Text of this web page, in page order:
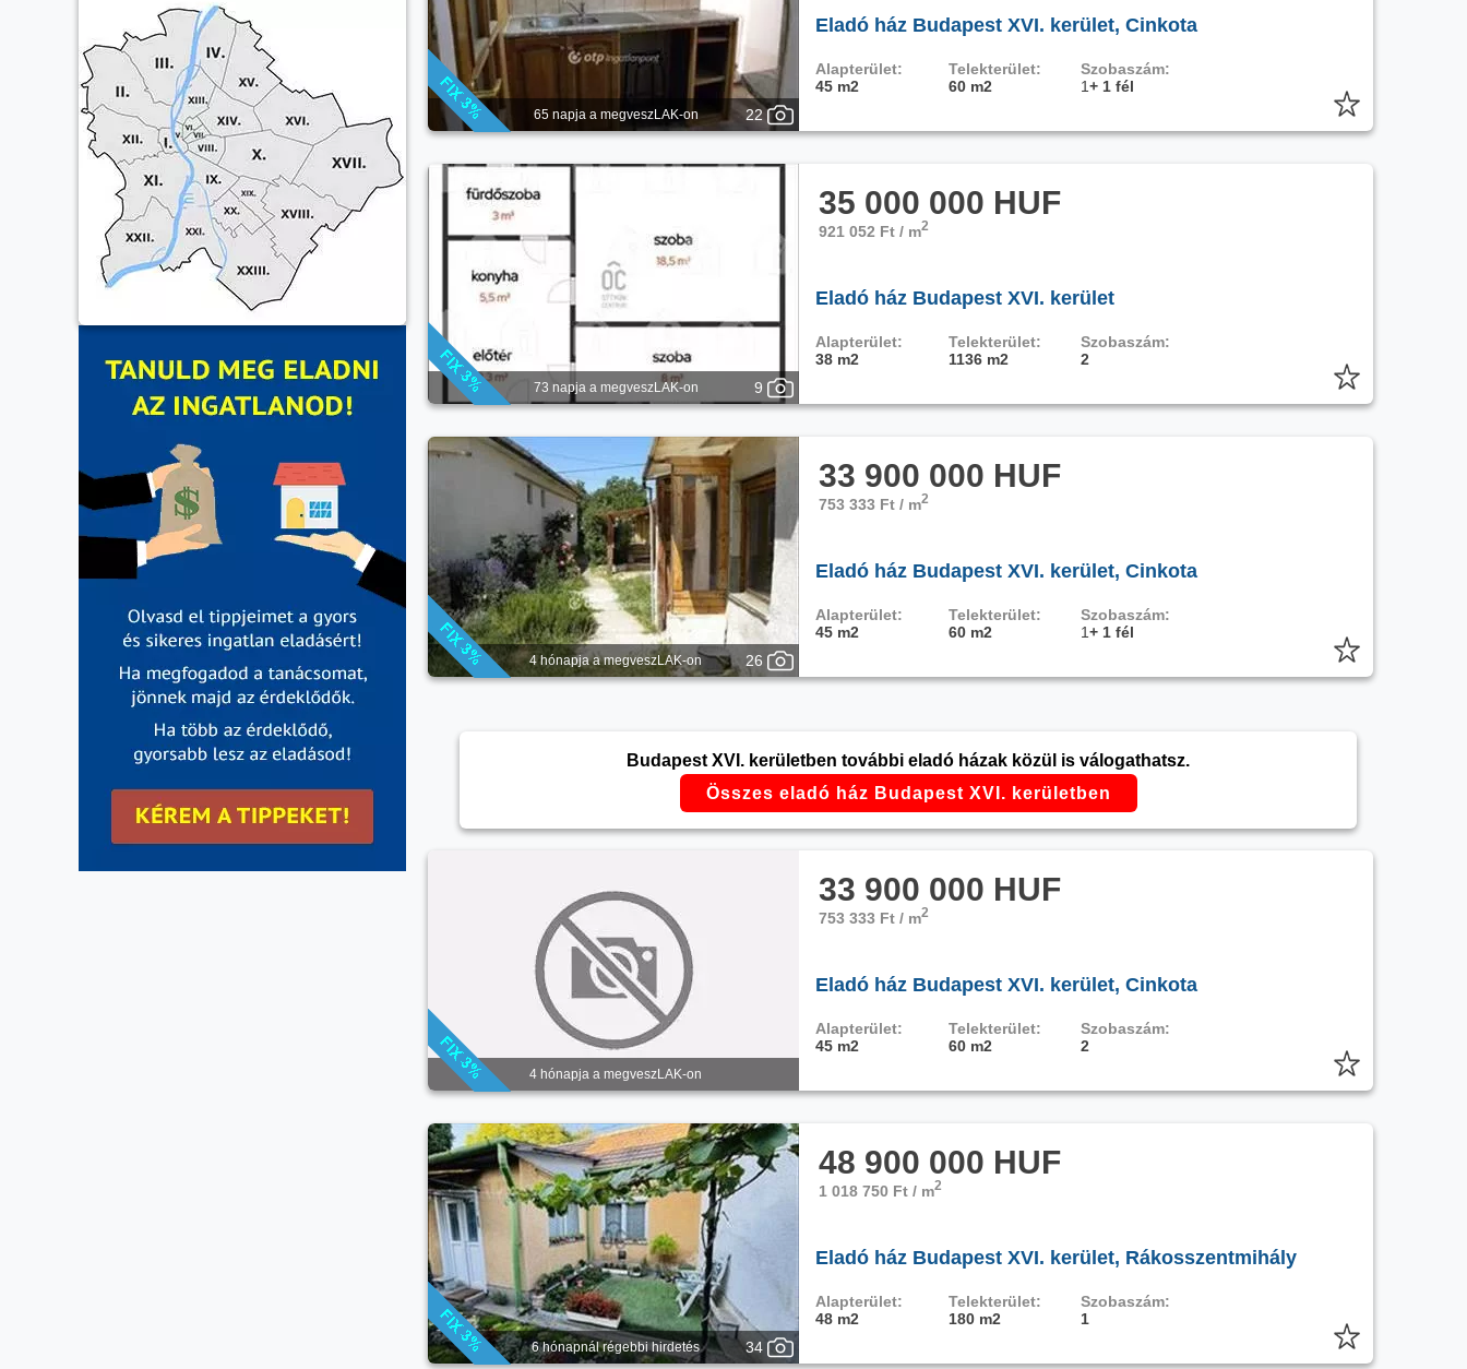
65 napja a megveszLAK-on 22
Eladó ház Budapest XVI. kerület, Cinkota
Alapterület:
45 m2
Telekterület:
60 m2
Szobaszám:
1+ 1 fél
73 napja a megveszLAK-on 9
35 000 000 HUF
921 052 Ft / m2
Eladó ház Budapest XVI. kerület
Alapterület:
38 m2
Telekterület:
1136 m2
Szobaszám:
2
4 hónapja a megveszLAK-on 26
33 900 000 HUF
753 333 Ft / m2
Eladó ház Budapest XVI. kerület, Cinkota
Alapterület:
45 m2
Telekterület:
60 m2
Szobaszám:
1+ 1 fél
Budapest XVI. kerületben további eladó házak közül is válogathatsz.
Összes eladó ház Budapest XVI. kerületben
4 hónapja a megveszLAK-on
33 900 000 HUF
753 333 Ft / m2
Eladó ház Budapest XVI. kerület, Cinkota
Alapterület:
45 m2
Telekterület:
60 m2
Szobaszám:
2
6 hónapnál régebbi hirdetés 34
48 900 000 HUF
1 018 750 Ft / m2
Eladó ház Budapest XVI. kerület, Rákosszentmihály
Alapterület:
48 m2
Telekterület:
180 m2
Szobaszám:
1